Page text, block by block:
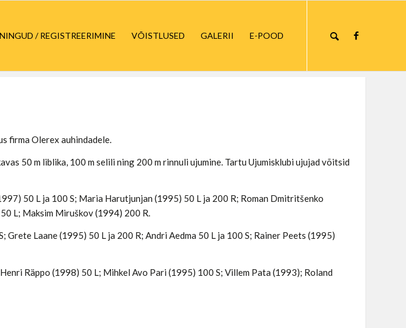
/ REGISTREERIMINE VÕISTLUSED GALERII E-POOD
firma Olerex auhindadele.
50 m liblika, 100 m selili ning 200 m rinnuli ujumine. Tartu Ujumisklubi ujujad võitsid
50 L ja 100 S; Maria Harutjunjan (1995) 50 L ja 200 R; Roman Dmitritšenko
L; Maksim Miruškov (1994) 200 R.
Grete Laane (1995) 50 L ja 200 R; Andri Aedma 50 L ja 100 S; Rainer Peets (1995)
Räppo (1998) 50 L; Mihkel Avo Pari (1995) 100 S; Villem Pata (1993); Roland